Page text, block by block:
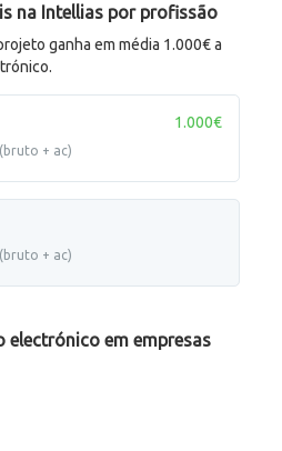
na Intellias por profissão
ganha em média 1.000€ a
+ ac)
1.000€
+ ac)
electrónico em empresas